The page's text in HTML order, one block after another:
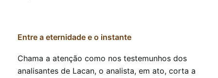
Entre a eternidade e o instante
Chama a atenção como nos testemunhos dos
analisantes de Lacan, o analista, em ato, corta a